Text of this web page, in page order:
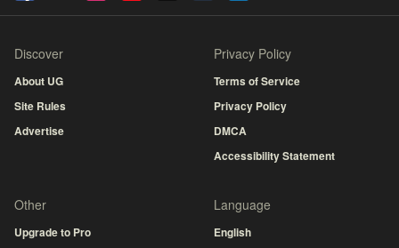
Discover
About UG
Site Rules
Advertise
Privacy Policy
Terms of Service
Privacy Policy
DMCA
Accessibility Statement
Other
Upgrade to Pro
Language
English